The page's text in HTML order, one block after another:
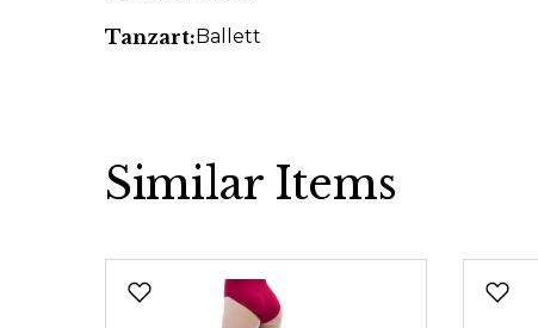
Tanzart:Ballett
Similar Items